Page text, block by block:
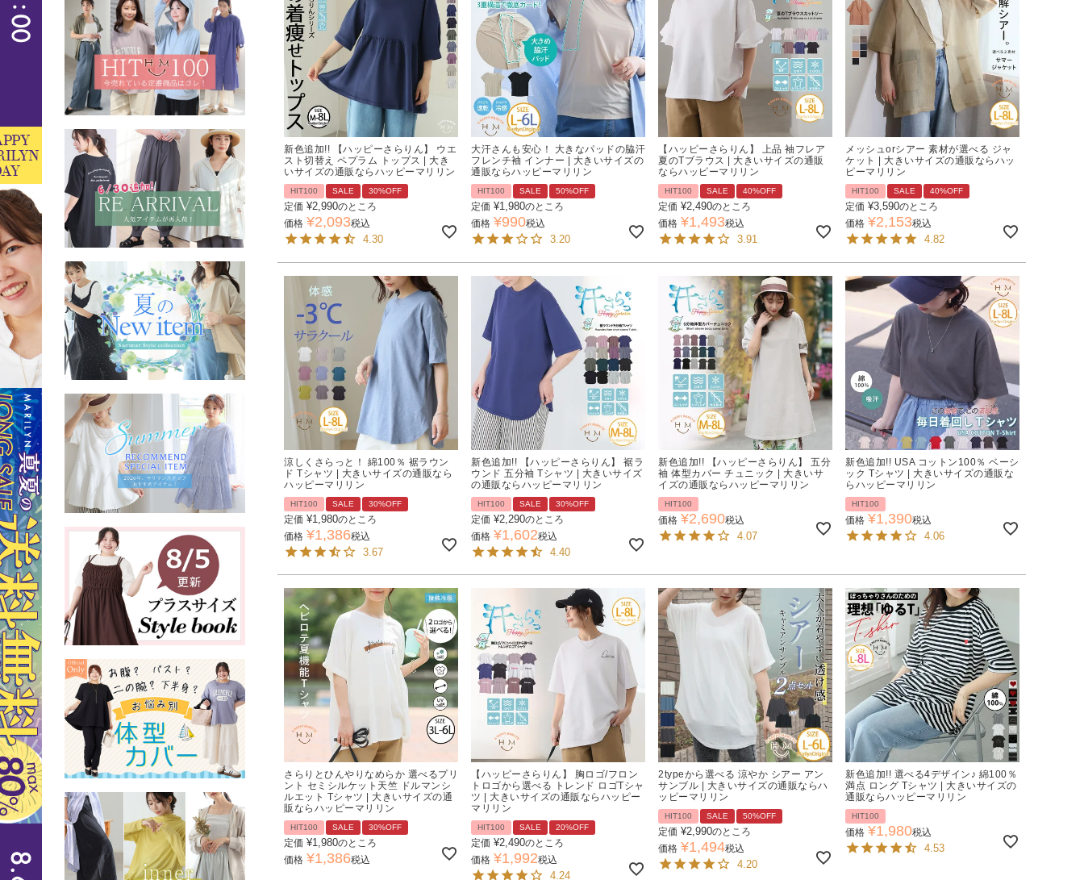
新色追加!! 【ハッピーさらりん】 ウエ
スト切替え ペプラム トップス | 大き
いサイズの通販ならハッピーマリリン
HIT100 SALE 30%OFF
定価 ¥2,990のところ
価格 ¥2,093税込
4.30
大汗さんも安心！ 大きなパッドの脇汗
フレンチ袖 インナー | 大きいサイズの
通販ならハッピーマリリン
HIT100 SALE 50%OFF
定価 ¥1,980のところ
価格 ¥990税込
3.20
【ハッピーさらりん】 上品 袖フレア
夏のTブラウス | 大きいサイズの通販
ならハッピーマリリン
HIT100 SALE 40%OFF
定価 ¥2,490のところ
価格 ¥1,493税込
3.91
メッシュorシアー 素材が選べる ジャ
ケット | 大きいサイズの通販ならハッ
ピーマリリン
HIT100 SALE 40%OFF
定価 ¥3,590のところ
価格 ¥2,153税込
4.82
涼しくさらっと！ 綿100％ 裾ラウン
ド Tシャツ | 大きいサイズの通販なら
ハッピーマリリン
HIT100 SALE 30%OFF
定価 ¥1,980のところ
価格 ¥1,386税込
3.67
新色追加!! 【ハッピーさらりん】 裾ラ
ウンド 五分袖 Tシャツ | 大きいサイズ
の通販ならハッピーマリリン
HIT100 SALE 30%OFF
定価 ¥2,290のところ
価格 ¥1,602税込
4.40
新色追加!! 【ハッピーさらりん】 五分
袖 体型カバー チュニック | 大きいサ
イズの通販ならハッピーマリリン
HIT100
価格 ¥2,690税込
4.07
新色追加!! USA コットン100％ ベーシ
ック Tシャツ | 大きいサイズの通販な
らハッピーマリリン
HIT100
価格 ¥1,390税込
4.06
さらりとひんやりなめらか 選べるプリ
ント セミシルケット天竺 ドルマンシ
ルエット Tシャツ | 大きいサイズの通
販ならハッピーマリリン
HIT100 SALE 30%OFF
定価 ¥1,980のところ
価格 ¥1,386税込
【ハッピーさらりん】 胸ロゴ/フロン
トロゴから選べる トレンド ロゴTシャ
ツ | 大きいサイズの通販ならハッピー
マリリン
HIT100 SALE 20%OFF
定価 ¥2,490のところ
価格 ¥1,992税込
4.24
2typeから選べる 涼やか シアー アン
サンブル | 大きいサイズの通販ならハ
ッピーマリリン
HIT100 SALE 50%OFF
定価 ¥2,990のところ
価格 ¥1,494税込
4.20
新色追加!! 選べる4デザイン♪ 綿100％
満点 ロング Tシャツ | 大きいサイズの
通販ならハッピーマリリン
HIT100
価格 ¥1,980税込
4.53